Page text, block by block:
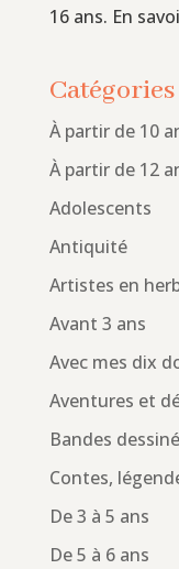
16 ans. En
Catégories
À partir de 10
À partir de 12
Adolescents
Antiquité
Artistes en
Avant 3 ans
Avec mes dix
Aventures et
Bandes
Contes,
De 3 à 5 ans
De 5 à 6 ans